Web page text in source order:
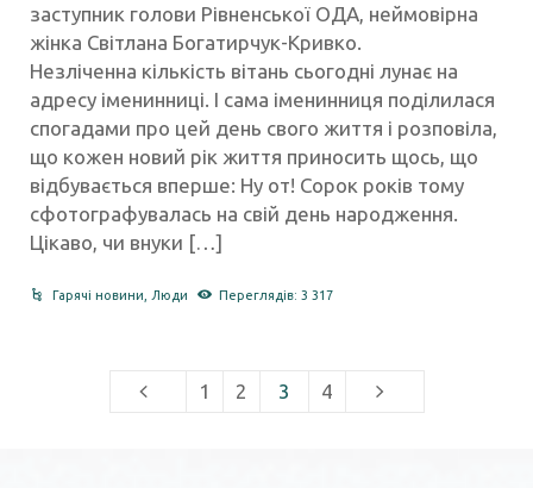
заступник голови Рівненської ОДА, неймовірна
жінка Світлана Богатирчук-Кривко.
Незліченна кількість вітань сьогодні лунає на
адресу іменинниці. І сама іменинниця поділилася
спогадами про цей день свого життя і розповіла,
що кожен новий рік життя приносить щось, що
відбувається вперше: Ну от! Сорок років тому
сфотографувалась на свій день народження.
Цікаво, чи внуки […]
Гарячі новини Люди Переглядів: 3 317
1 2 3 4